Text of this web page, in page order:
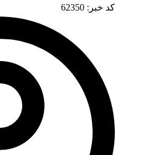
کد خبر: 62350